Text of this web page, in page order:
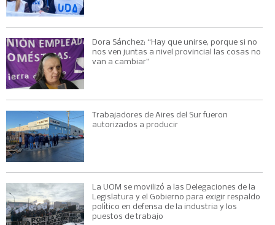
Dora Sánchez: “Hay que unirse, porque si no
nos ven juntas a nivel provincial las cosas no
van a cambiar”
Trabajadores de Aires del Sur fueron
autorizados a producir
La UOM se movilizó a las Delegaciones de la
Legislatura y el Gobierno para exigir respaldo
político en defensa de la industria y los
puestos de trabajo